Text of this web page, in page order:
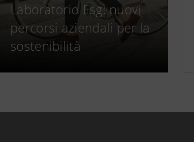
Laboratorio Esg: nuovi
percorsi aziendali per la
sostenibilità